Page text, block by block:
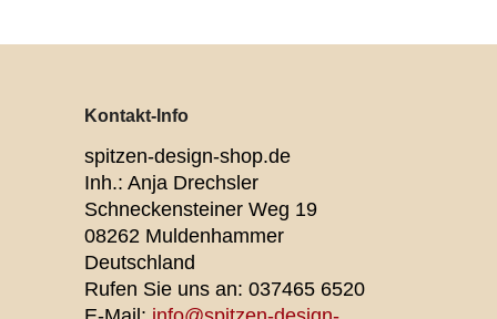
Kontakt-Info
spitzen-design-shop.de
Inh.: Anja Drechsler
Schneckensteiner Weg 19
08262 Muldenhammer
Deutschland
Rufen Sie uns an: 037465 6520